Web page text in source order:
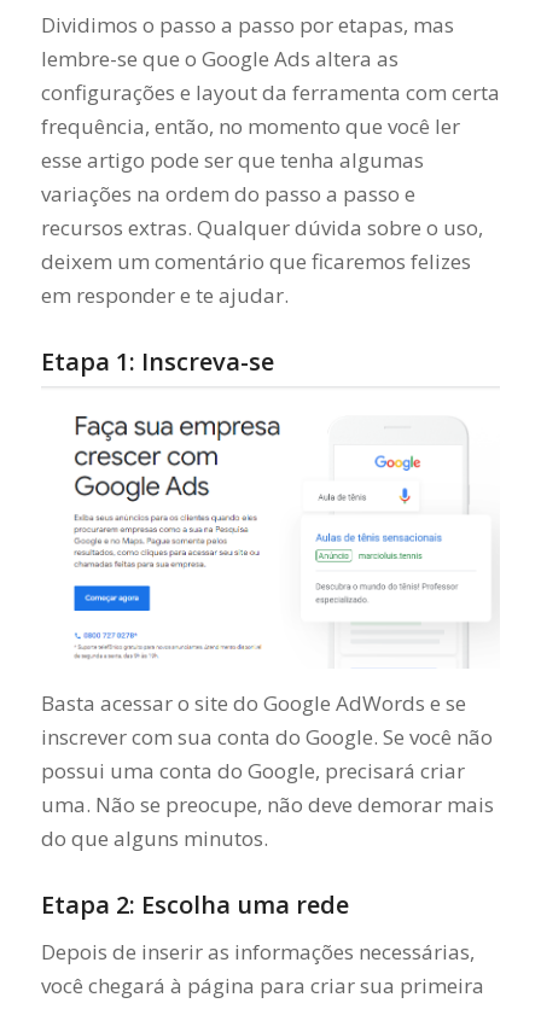
Dividimos o passo a passo por etapas, mas
lembre-se que o Google Ads altera as
configurações e layout da ferramenta com certa
frequência, então, no momento que você ler
esse artigo pode ser que tenha algumas
variações na ordem do passo a passo e
recursos extras. Qualquer dúvida sobre o uso,
deixem um comentário que ficaremos felizes
em responder e te ajudar.
Etapa 1: Inscreva-se
Basta acessar o site do Google AdWords e se
inscrever com sua conta do Google. Se você não
possui uma conta do Google, precisará criar
uma. Não se preocupe, não deve demorar mais
do que alguns minutos.
Etapa 2: Escolha uma rede
Depois de inserir as informações necessárias,
você chegará à página para criar sua primeira